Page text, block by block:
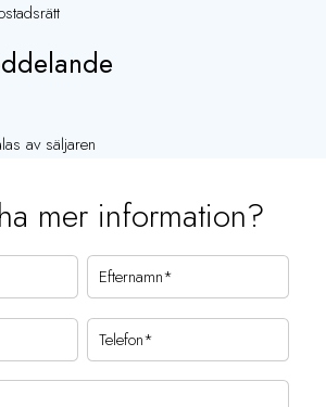
av säljaren
mer information?